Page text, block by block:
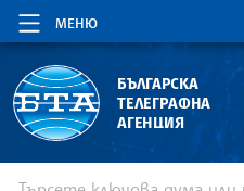
МЕНЮ
БЪЛГАРСКА
ТЕЛЕГРАФНА
АГЕНЦИЯ